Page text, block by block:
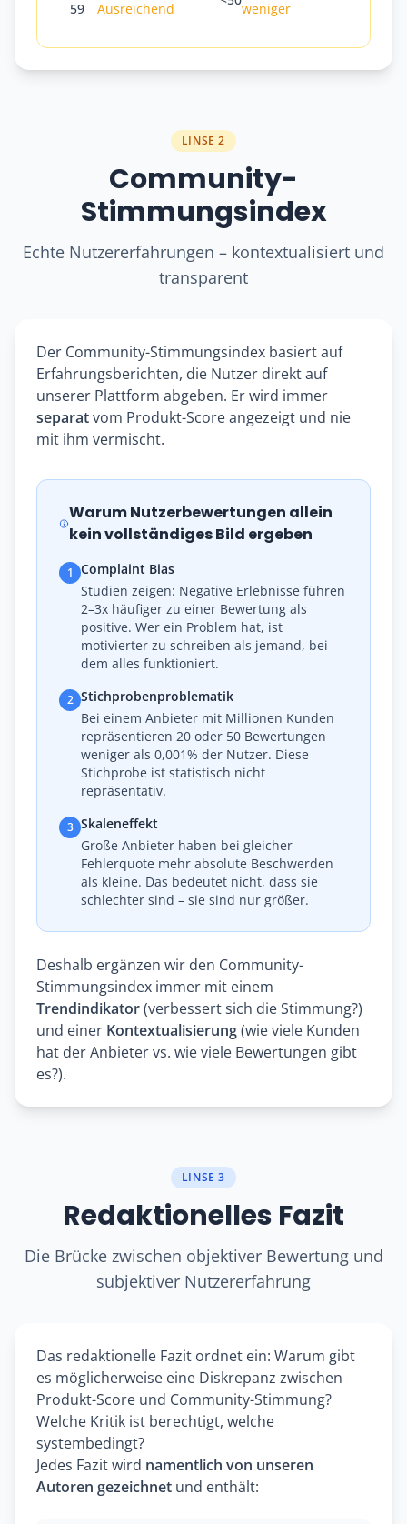
59 Ausreichend weniger
LINSE 2
Community-
Stimmungsindex
Echte Nutzererfahrungen – kontextualisiert und
transparent
Der Community-Stimmungsindex basiert auf
Erfahrungsberichten, die Nutzer direkt auf
unserer Plattform abgeben. Er wird immer
separatvom Produkt-Score angezeigt und nie
mit ihm vermischt.
Warum Nutzerbewertungen allein
kein vollständiges Bild ergeben
1 Complaint Bias
Studien zeigen: Negative Erlebnisse führen
2–3x häufiger zu einer Bewertung als
positive. Wer ein Problem hat, ist
motivierter zu schreiben als jemand, bei
dem alles funktioniert.
2 Stichprobenproblematik
Bei einem Anbieter mit Millionen Kunden
repräsentieren 20 oder 50 Bewertungen
weniger als 0,001% der Nutzer. Diese
Stichprobe ist statistisch nicht
repräsentativ.
3 Skaleneffekt
Große Anbieter haben bei gleicher
Fehlerquote mehr absolute Beschwerden
als kleine. Das bedeutet nicht, dass sie
schlechter sind – sie sind nur größer.
Deshalb ergänzen wir den Community-
Stimmungsindex immer mit einem
Trendindikator(verbessert sich die Stimmung?)
und einer Kontextualisierung(wie viele Kunden
hat der Anbieter vs. wie viele Bewertungen gibt
es?).
LINSE 3
Redaktionelles Fazit
Die Brücke zwischen objektiver Bewertung und
subjektiver Nutzererfahrung
Das redaktionelle Fazit ordnet ein: Warum gibt
es möglicherweise eine Diskrepanz zwischen
Produkt-Score und Community-Stimmung?
Welche Kritik ist berechtigt, welche
systembedingt?
Jedes Fazit wird namentlich von unseren
Autoren gezeichnet und enthält: